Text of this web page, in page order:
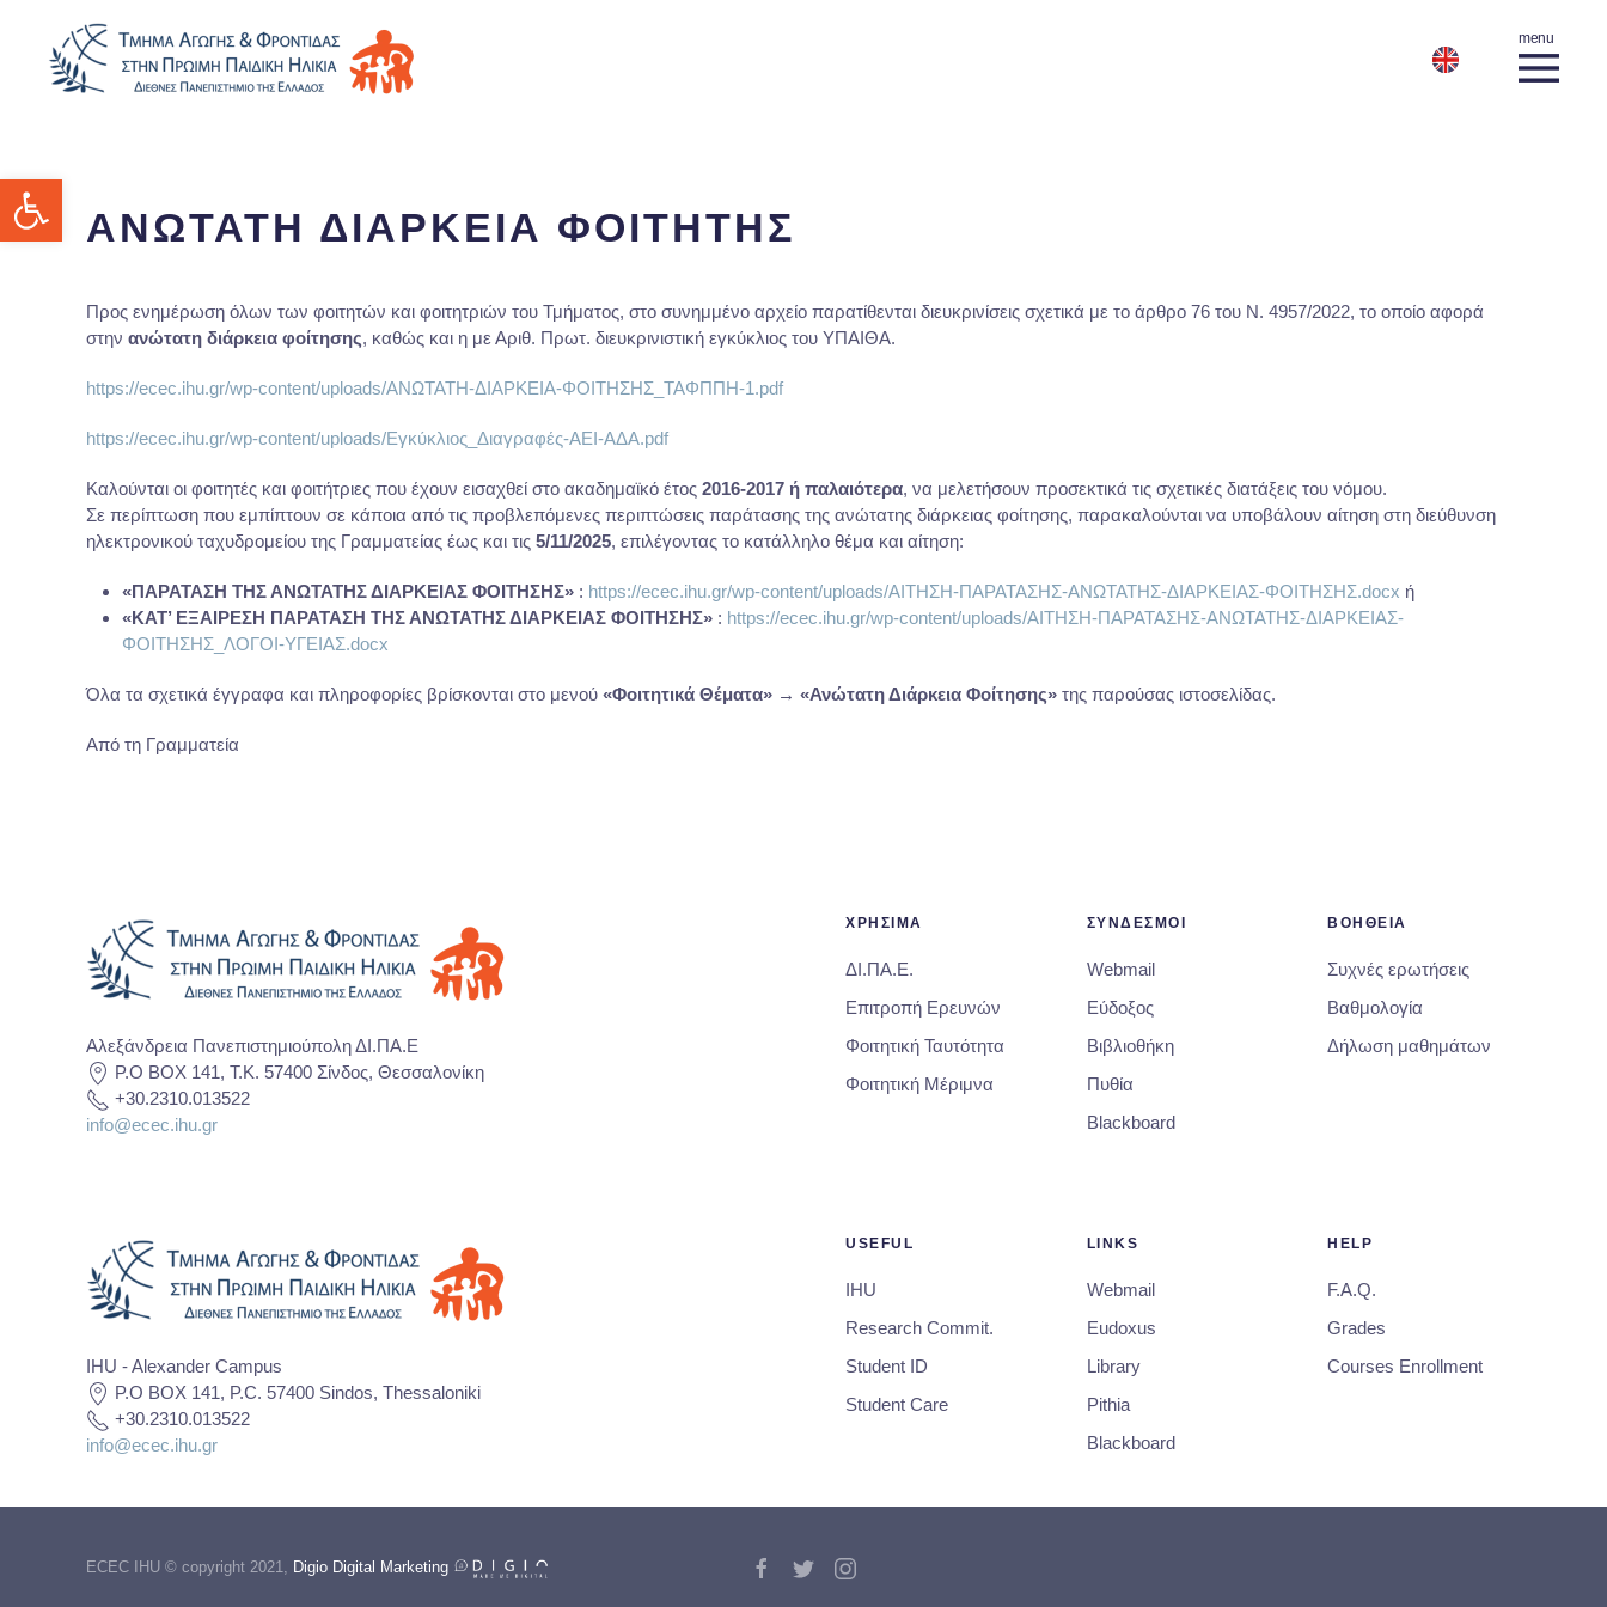
Ανοίξτε τη γραμμή εργαλείων
ΑΝΩΤΑΤΗ ΔΙΑΡΚΕΙΑ ΦΟΙΤΗΤΗΣ
Προς ενημέρωση όλων των φοιτητών και φοιτητριών του Τμήματος, στο συνημμένο αρχείο παρατίθενται διευκρινίσεις σχετικά με το άρθρο 76 του Ν. 4957/2022, το οποίο αφορά
στην ανώτατη διάρκεια φοίτησης, καθώς και η με Αριθ. Πρωτ. διευκρινιστική εγκύκλιος του ΥΠΑΙΘΑ.
https://ecec.ihu.gr/wp-content/uploads/ΑΝΩΤΑΤΗ-ΔΙΑΡΚΕΙΑ-ΦΟΙΤΗΣΗΣ_ΤΑΦΠΠΗ-1.pdf
https://ecec.ihu.gr/wp-content/uploads/Εγκύκλιος_Διαγραφές-ΑΕΙ-ΑΔΑ.pdf
Καλούνται οι φοιτητές και φοιτήτριες που έχουν εισαχθεί στο ακαδημαϊκό έτος 2016-2017 ή παλαιότερα, να μελετήσουν προσεκτικά τις σχετικές διατάξεις του νόμου.
Σε περίπτωση που εμπίπτουν σε κάποια από τις προβλεπόμενες περιπτώσεις παράτασης της ανώτατης διάρκειας φοίτησης, παρακαλούνται να υποβάλουν αίτηση στη διεύθυνση
ηλεκτρονικού ταχυδρομείου της Γραμματείας έως και τις 5/11/2025, επιλέγοντας το κατάλληλο θέμα και αίτηση:
«ΠΑΡΑΤΑΣΗ ΤΗΣ ΑΝΩΤΑΤΗΣ ΔΙΑΡΚΕΙΑΣ ΦΟΙΤΗΣΗΣ» : https://ecec.ihu.gr/wp-content/uploads/ΑΙΤΗΣΗ-ΠΑΡΑΤΑΣΗΣ-ΑΝΩΤΑΤΗΣ-ΔΙΑΡΚΕΙΑΣ-ΦΟΙΤΗΣΗΣ.docx ή
«ΚΑΤ’ ΕΞΑΙΡΕΣΗ ΠΑΡΑΤΑΣΗ ΤΗΣ ΑΝΩΤΑΤΗΣ ΔΙΑΡΚΕΙΑΣ ΦΟΙΤΗΣΗΣ» : https://ecec.ihu.gr/wp-content/uploads/ΑΙΤΗΣΗ-ΠΑΡΑΤΑΣΗΣ-ΑΝΩΤΑΤΗΣ-ΔΙΑΡΚΕΙΑΣ-
ΦΟΙΤΗΣΗΣ_ΛΟΓΟΙ-ΥΓΕΙΑΣ.docx
Όλα τα σχετικά έγγραφα και πληροφορίες βρίσκονται στο μενού «Φοιτητικά Θέματα» → «Ανώτατη Διάρκεια Φοίτησης» της παρούσας ιστοσελίδας.
Από τη Γραμματεία
Αλεξάνδρεια Πανεπιστημιούπολη ΔΙ.ΠΑ.Ε
P.O BOX 141, T.K. 57400 Σίνδος, Θεσσαλονίκη
+30.2310.013522
info@ecec.ihu.gr
ΧΡΗΣΙΜΑ
ΔΙ.ΠΑ.Ε.
Επιτροπή Ερευνών
Φοιτητική Ταυτότητα
Φοιτητική Μέριμνα
ΣΥΝΔΕΣΜΟΙ
Webmail
Εύδοξος
Βιβλιοθήκη
Πυθία
Blackboard
ΒΟΗΘΕΙΑ
Συχνές ερωτήσεις
Βαθμολογία
Δήλωση μαθημάτων
IHU - Alexander Campus
P.O BOX 141, P.C. 57400 Sindos, Thessaloniki
+30.2310.013522
info@ecec.ihu.gr
USEFUL
IHU
Research Commit.
Student ID
Student Care
LINKS
Webmail
Eudoxus
Library
Pithia
Blackboard
HELP
F.A.Q.
Grades
Courses Enrollment
ECEC IHU © copyright 2021, Digio Digital Marketing